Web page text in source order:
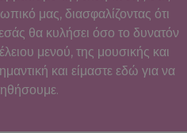
μας, διασφαλίζοντας ότι
θα κυλήσει όσο το δυνατόν
μενού, της μουσικής και
και είμαστε εδώ για να